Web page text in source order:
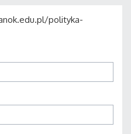
polityka-